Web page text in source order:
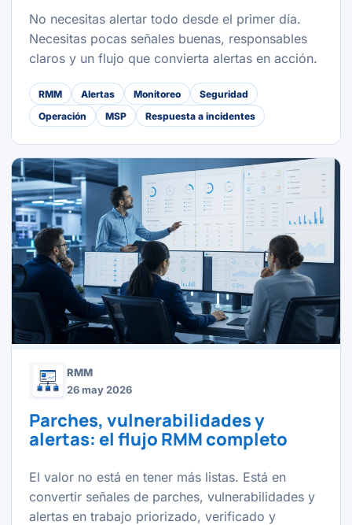
No necesitas alertar todo desde el primer día.
Necesitas pocas señales buenas, responsables
claros y un flujo que convierta alertas en acción.
RMM Alertas Monitoreo
Seguridad
Operación
MSP Respuesta a incidentes
RMM
26 may 2026
Parches, vulnerabilidades y
alertas: el flujo RMM completo
El valor no está en tener más listas. Está en
convertir señales de parches, vulnerabilidades y
alertas en trabajo priorizado, verificado y